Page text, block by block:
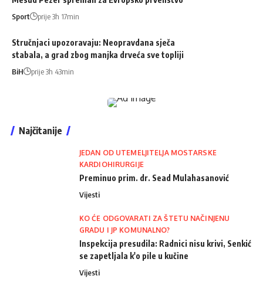
Sport prije 3h 17min
Stručnjaci upozoravaju: Neopravdana sječa
stabala, a grad zbog manjka drveća sve topliji
BiH prije 3h 43min
Najčitanije
JEDAN OD UTEMELJITELJA MOSTARSKE
KARDIOHIRURGIJE
Preminuo prim. dr. Sead Mulahasanović
Vijesti
KO ĆE ODGOVARATI ZA ŠTETU NAČINJENU
GRADU I JP KOMUNALNO?
Inspekcija presudila: Radnici nisu krivi, Senkić
se zapetljala k'o pile u kučine
Vijesti